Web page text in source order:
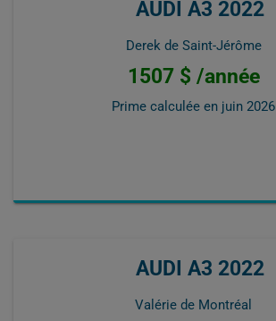
AUDI A3 2022
Derek de Saint-Jérôme
1507 $ /année
Prime calculée en juin 2026
AUDI A3 2022
Valérie de Montréal